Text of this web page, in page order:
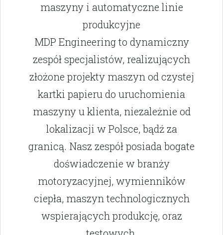
maszyny i automatyczne linie
produkcyjne
MDP Engineering to dynamiczny
zespół specjalistów, realizujących
złożone projekty maszyn od czystej
kartki papieru do uruchomienia
maszyny u klienta, niezależnie od
lokalizacji w Polsce, bądź za
granicą. Nasz zespół posiada bogate
doświadczenie w branży
motoryzacyjnej, wymienników
ciepła, maszyn technologicznych
wspierających produkcję, oraz